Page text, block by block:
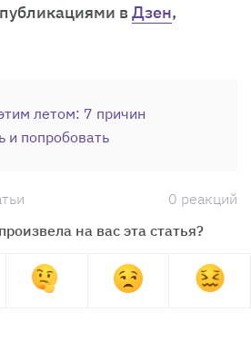
вДзен,
летом: 7 причин
и попробовать
0 реакций
на вас эта статья?